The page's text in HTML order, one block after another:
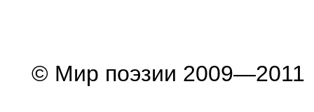
© Мир поэзии 2009—2011